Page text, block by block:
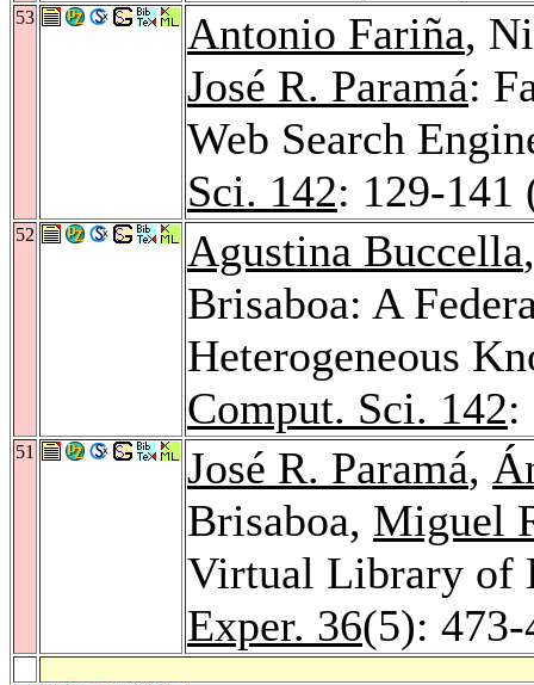
53 Antonio Fariña,
José R. Paramá:
Web Search
Sci. 142: 129-141
52 Agustina Buccella
Brisaboa: A
Heterogeneous
Comput. Sci. 142:
51 José R. Paramá,
Brisaboa, Miguel
Virtual Library of
Exper. 36(5):